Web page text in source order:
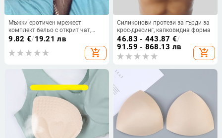
Мъжки еротичен мрежест
комплект бельо с открит чат,
двусекционен комплект
9.82 €/19.21 лв
add_shopping_cart
Силиконови протези за гърди за
крос-дресинг, капковидна форма
46.83 - 443.87 €/
91.59 - 868.13 лв
add_shopping_cart